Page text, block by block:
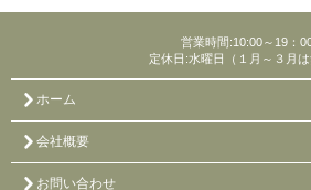
営業時間:10:00～19：
定休日:水曜日（１月～３月は
ホーム
会社概要
お問い合わせ